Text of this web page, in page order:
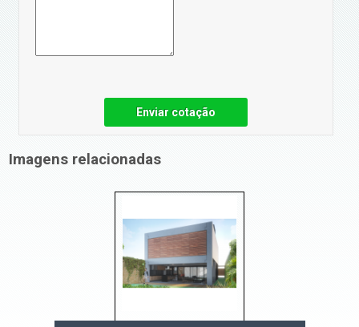
Enviar cotação
Imagens relacionadas